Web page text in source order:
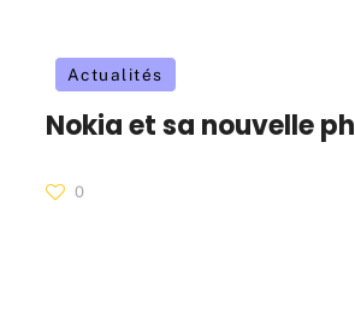
Actualités
Nokia et sa nouvelle
0